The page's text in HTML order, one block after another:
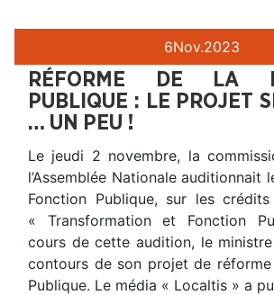
6Nov.2023
RÉFORME DE LA
PUBLIQUE : LE PROJET
… UN PEU !
Le jeudi 2 novembre, la
l’Assemblée Nationale auditionnait
Fonction Publique, sur les
« Transformation et Fonction
cours de cette audition, le
contours de son projet de
Publique. Le média « Localtis » a